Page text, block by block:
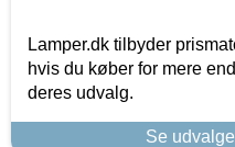
Lamper.dk tilbyder
hvis du køber for mere
deres udvalg.
Se